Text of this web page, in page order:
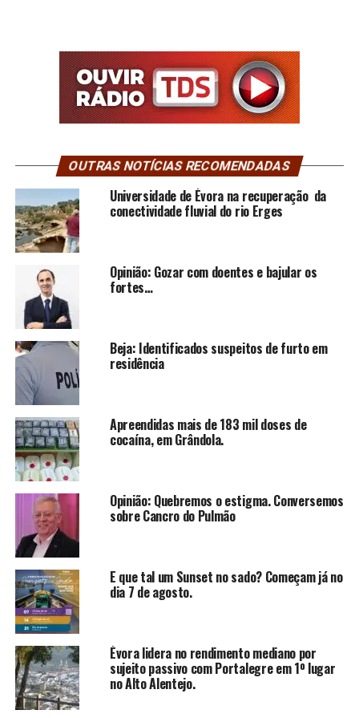
OUTRAS NOTÍCIAS RECOMENDADAS
Universidade de Évora na recuperação da
conectividade fluvial do rio Erges
Opinião: Gozar com doentes e bajular os
fortes…
Beja: Identificados suspeitos de furto em
residência
Apreendidas mais de 183 mil doses de
cocaína, em Grândola.
Opinião: Quebremos o estigma. Conversemos
sobre Cancro do Pulmão
E que tal um Sunset no sado? Começam já no
dia 7 de agosto.
Évora lidera no rendimento mediano por
sujeito passivo com Portalegre em 1º lugar
no Alto Alentejo.